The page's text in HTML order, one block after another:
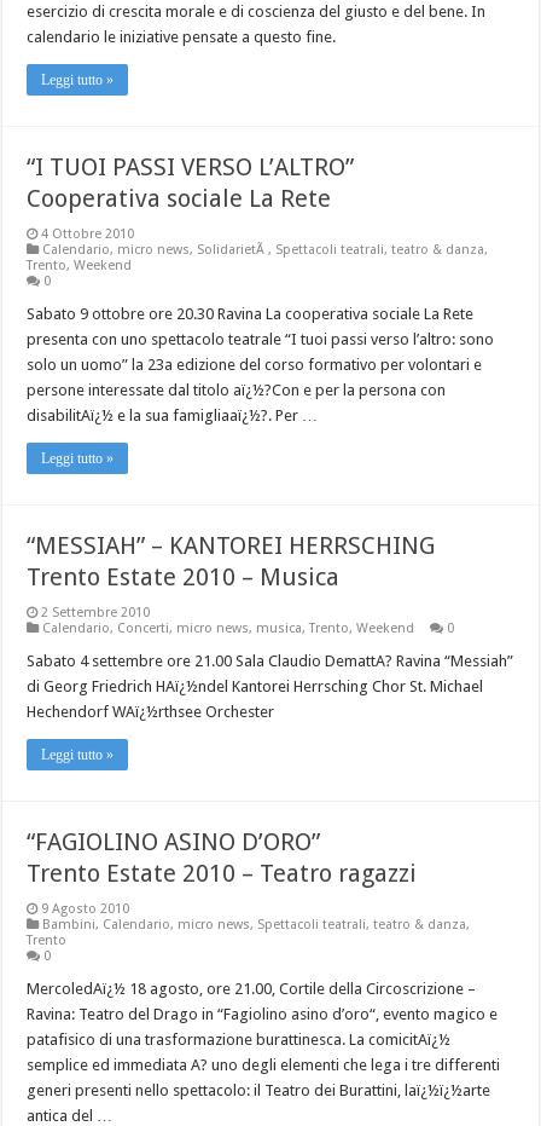
esercizio di crescita morale e di coscienza del giusto e del bene. In
calendario le iniziative pensate a questo fine.
Leggi tutto »
“I TUOI PASSI VERSO L’ALTRO”
Cooperativa sociale La Rete
4 Ottobre 2010
Calendario, micro news, SolidarietÃ, Spettacoli teatrali,teatro & danza,
Trento,Weekend
0
Sabato 9 ottobre ore 20.30 Ravina La cooperativa sociale La Rete
presenta con uno spettacolo teatrale “I tuoi passi verso l’altro: sono
solo un uomo” la 23a edizione del corso formativo per volontari e
persone interessate dal titolo aï¿½?Con e per la persona con
disabilitAï¿½ e la sua famigliaaï¿½?. Per …
Leggi tutto »
“MESSIAH” – KANTOREI HERRSCHING
Trento Estate 2010 – Musica
2 Settembre 2010
Calendario, Concerti, micro news, musica,Trento,Weekend 0
Sabato 4 settembre ore 21.00 Sala Claudio DemattA? Ravina “Messiah”
di Georg Friedrich HAï¿½ndel Kantorei Herrsching Chor St. Michael
Hechendorf WAï¿½rthsee Orchester
Leggi tutto »
“FAGIOLINO ASINO D’ORO”
Trento Estate 2010 – Teatro ragazzi
9 Agosto 2010
Bambini, Calendario, micro news, Spettacoli teatrali,teatro & danza,
Trento
0
MercoledAï¿½ 18 agosto, ore 21.00, Cortile della Circoscrizione –
Ravina: Teatro del Drago in “Fagiolino asino d’oro“, evento magico e
patafisico di una trasformazione burattinesca. La comicitAï¿½
semplice ed immediata A? uno degli elementi che lega i tre differenti
generi presenti nello spettacolo: il Teatro dei Burattini, laï¿½ï¿½arte
antica del …